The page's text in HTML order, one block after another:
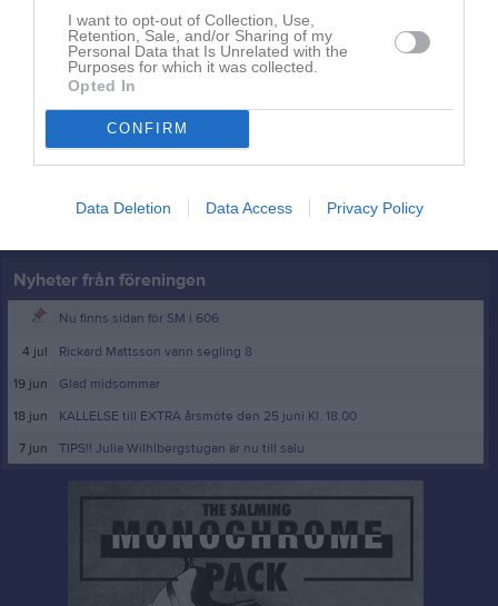
I want to opt-out of Collection, Use,
Retention, Sale, and/or Sharing of my
Personal Data that Is Unrelated with the
Purposes for which it was collected.
Opted In
CONFIRM
Data Deletion Data Access Privacy Policy
SM närmar sig
Kommentera
Du måste logga in för att kommentera
Nyheter från föreningen
Nu finns sidan för SM i 606
4 jul
Rickard Mattsson vann segling 8
19 jun
Glad midsommar
18 jun
KALLELSE till EXTRA årsmöte den 25 juni Kl. 18.00
7 jun
TIPS!! Julia Wilhlbergstugan är nu till salu